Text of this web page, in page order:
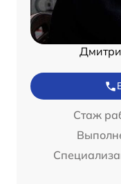
Стаж